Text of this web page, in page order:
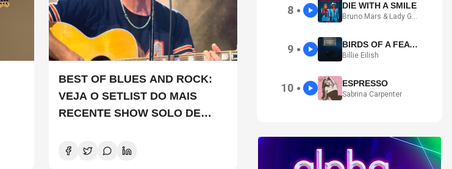
BEST OF BLUES AND ROCK:
VEJA O SETLIST DO MAIS
RECENTE SHOW SOLO DE
8 ● DIE WITH A SMILE
Bruno Mars & Lady Gaga
9 ● BIRDS OF A FEATHER
Billie Eilish
10 ● ESPRESSO
Sabrina Carpenter